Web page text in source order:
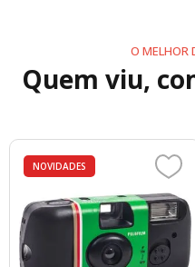
O MELHOR
Quem viu,
NOVIDADES